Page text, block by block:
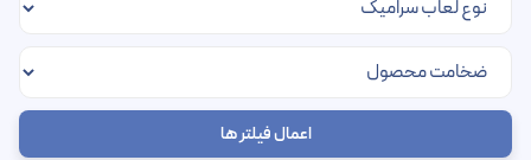
اعمال فیلتر ها